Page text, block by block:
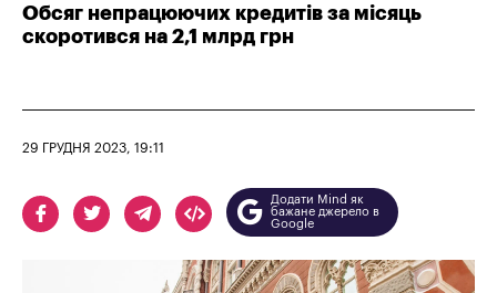
Обсяг непрацюючих кредитів за місяць
скоротився на 2,1 млрд грн
29 ГРУДНЯ 2023, 19:11
Додати Mind як
бажане джерело в
Google